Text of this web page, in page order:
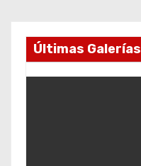
Últimas Galerías